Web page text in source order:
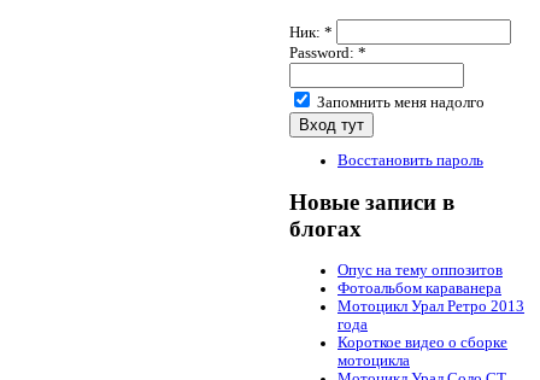
Ник: *
Password: *
Запомнить меня надолго
Восстановить пароль
Новые записи в
блогах
Опус на тему оппозитов
Фотоальбом караванера
Мотоцикл Урал Ретро 2013
года
Короткое видео о сборке
мотоцикла